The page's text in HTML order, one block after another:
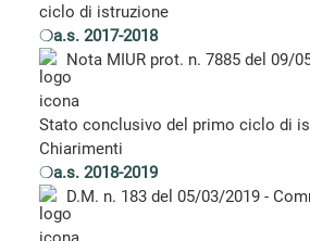
ciclo di istruzione
❍a.s. 2017-2018
Nota MIUR prot. n. 7885 del 09/
Stato conclusivo del primo ciclo di
Chiarimenti
❍a.s. 2018-2019
D.M. n. 183 del 05/03/2019 -